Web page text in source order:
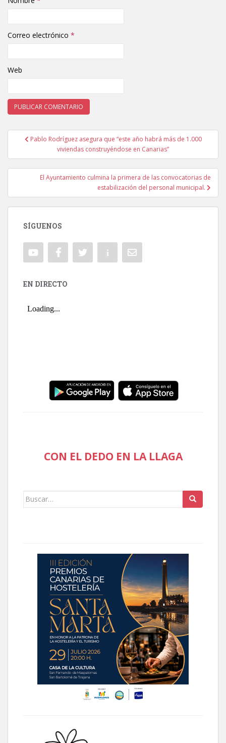
Correo electrónico *
Web
Navegación de entradas
Pablo Rodríguez asegura que “este año habrá más de 1.000
viviendas construyéndose en Canarias”
El Ayuntamiento culmina la primera de las convocatorias de
estabilización del personal municipal.
SÍGUENOS
EN DIRECTO
CON EL DEDO EN LA LLAGA
Buscar: